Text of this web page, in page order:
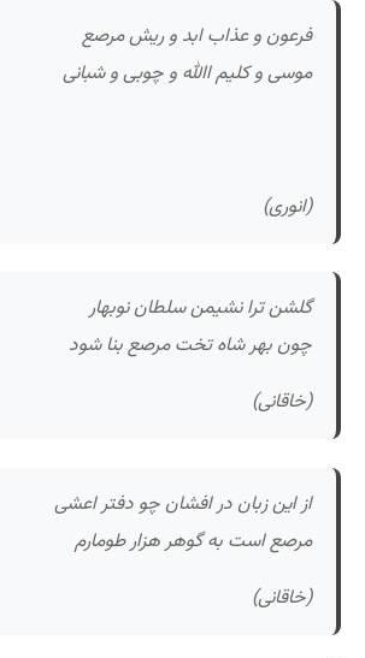
فرعون و عذاب ابد و ریش مرصع
موسی و کلیم اﷲ و چوبی و شبانی
(انوری)
گلشن ترا نشیمن سلطان نوبهار
چون بهر شاه تخت مرصع بنا شود
(خاقانی)
از این زبان در افشان چو دفتر اعشی
مرصع است به گوهر هزار طومارم
(خاقانی)